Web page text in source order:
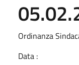
Ordinanza
Data :